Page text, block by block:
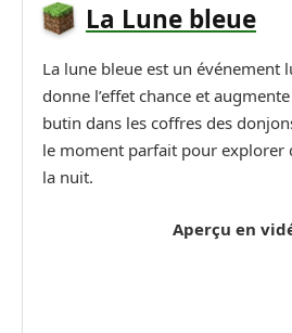
La Lune bleue
La lune bleue est un événement
donne l’effet chance et
butin dans les coffres des
le moment parfait pour explorer
la nuit.
Aperçu en